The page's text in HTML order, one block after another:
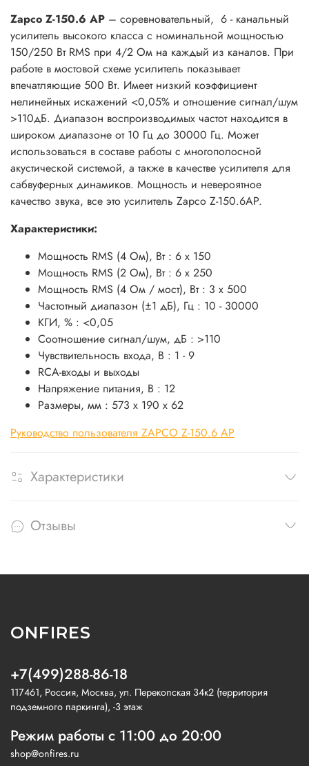
Zapco Z-150.6 AP – соревновательный, 6 - канальный
усилитель высокого класса с номинальной мощностью
150/250 Вт RMS при 4/2 Ом на каждый из каналов. При
работе в мостовой схеме усилитель показывает
впечатляющие 500 Вт. Имеет низкий коэффициент
нелинейных искажений <0,05% и отношение сигнал/шум
>110дБ. Диапазон воспроизводимых частот находится в
широком диапазоне от 10 Гц до 30000 Гц. Может
использоваться в составе работы с многополосной
акустической системой, а также в качестве усилителя для
сабвуферных динамиков. Мощность и невероятное
качество звука, все это усилитель Zapco Z-150.6AP.
Характеристики:
Мощность RMS (4 Ом), Вт : 6 x 150
Мощность RMS (2 Ом), Вт : 6 x 250
Мощность RMS (4 Ом / мост), Вт : 3 x 500
Частотный диапазон (±1 дБ), Гц : 10 - 30000
КГИ, % : <0,05
Соотношение сигнал/шум, дБ : >110
Чувствительность входа, В : 1 - 9
RCA-входы и выходы
Напряжение питания, В : 12
Размеры, мм : 573 x 190 x 62
Руководство пользователя ZAPCO Z-150.6 AP
Характеристики
Отзывы
ONFIRES
+7(499)288-86-18
117461, Россия, Москва, ул. Перекопская 34к2 (территория
подземного паркинга), -3 этаж
Режим работы с 11:00 до 20:00
shop@onfires.ru